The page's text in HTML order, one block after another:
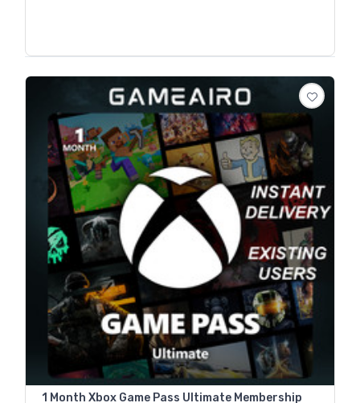
1 Month Xbox Game Pass Ultimate Membership